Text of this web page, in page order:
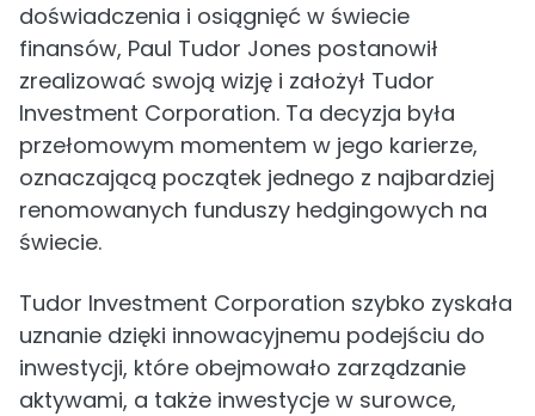
doświadczenia i osiągnięć w świecie
finansów, Paul Tudor Jones postanowił
zrealizować swoją wizję i założył Tudor
Investment Corporation. Ta decyzja była
przełomowym momentem w jego karierze,
oznaczającą początek jednego z najbardziej
renomowanych funduszy hedgingowych na
świecie.
Tudor Investment Corporation szybko zyskała
uznanie dzięki innowacyjnemu podejściu do
inwestycji, które obejmowało zarządzanie
aktywami, a także inwestycje w surowce,